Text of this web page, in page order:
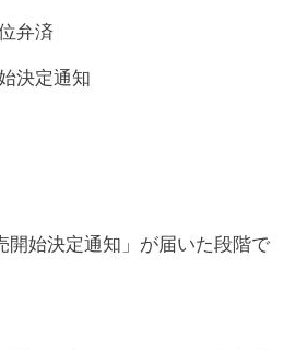
弁済
決定通知
開始決定通知」が届いた段階で